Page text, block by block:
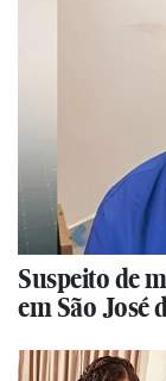
Suspeito de
em São José